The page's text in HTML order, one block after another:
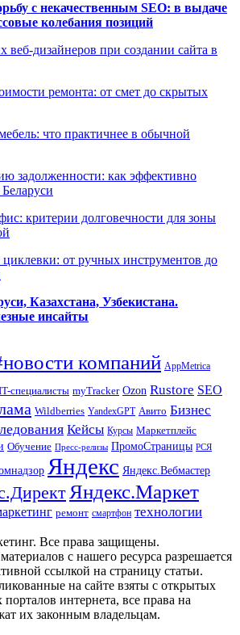
с некачественным SEO: в выдаче
колебания позиций
дизайнеров при создании сайта в
ремонта: от смет до скрытых
что практичнее в обычной
задолженности: как эффективно
критерии долговечности для зоны
от ручных инструментов до
Казахстана, Узбекистана.
инсайты
компаний AppMetrica
специалисты myTracker Ozon Rustore SEO
Wildberries YandexGPT Авито Бизнес
Кейсы Курсы Маркетплейс
Обучение Пресс-релизы ПромоСтраницы РСЯ
Яндекс Яндекс.Вебмастер
Яндекс.Маркет
ремонт смартфон технологии
Все права защищены.
с нашего ресурса разрешается
ссылкой на страницу статьи.
на сайте взяты с открытых
интернета, все права на
их законным владельцам.